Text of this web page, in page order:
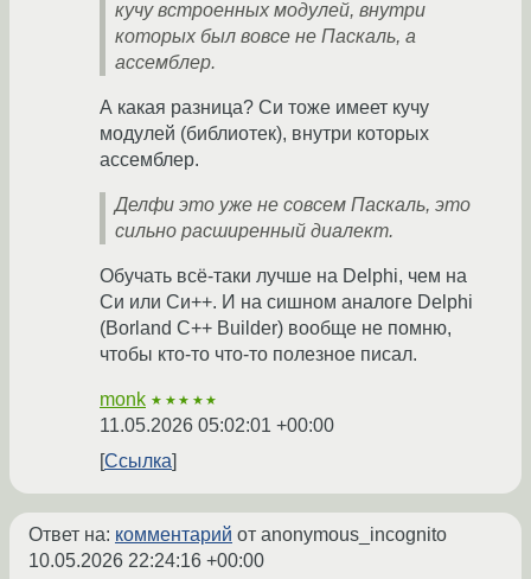
кучу встроенных модулей, внутри
которых был вовсе не Паскаль, а
ассемблер.
А какая разница? Си тоже имеет кучу
модулей (библиотек), внутри которых
ассемблер.
Делфи это уже не совсем Паскаль, это
сильно расширенный диалект.
Обучать всё-таки лучше на Delphi, чем на
Си или Си++. И на сишном аналоге Delphi
(Borland C++ Builder) вообще не помню,
чтобы кто-то что-то полезное писал.
monk ★★★★★
11.05.2026 05:02:01 +00:00
Ссылка
Ответ на: комментарий от anonymous_incognito
10.05.2026 22:24:16 +00:00